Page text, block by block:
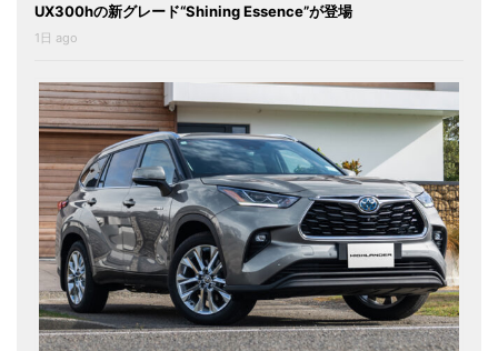
UX300hの新グレード“Shining Essence”が登場
1日 ago